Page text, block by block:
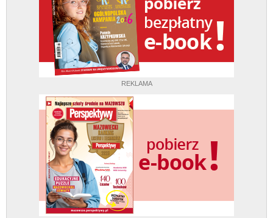
REKLAMA